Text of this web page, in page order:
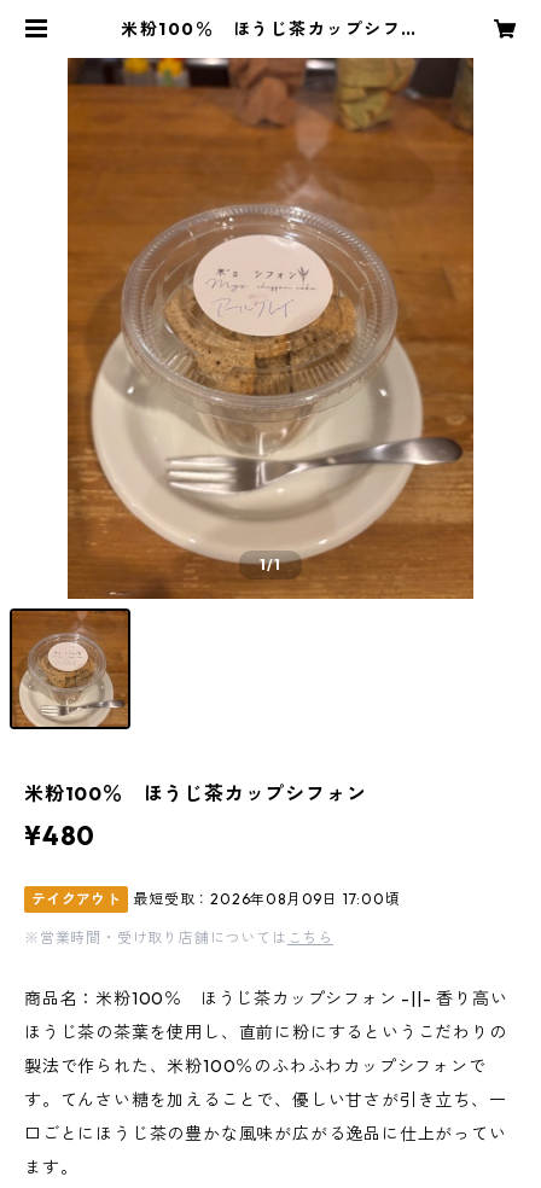
米粉100％ ほうじ茶カップシフォ
ese Dining 黄柚子（ジャパニーズ
ダイニング きゆず）
1/1
米粉100％ ほうじ茶カップシフォン
¥480
テイクアウト 最短受取：2026年08月09日 17:00頃
※営業時間・受け取り店舗については こちら
商品名：米粉100％ ほうじ茶カップシフォン -||- 香り高い
ほうじ茶の茶葉を使用し、直前に粉にするというこだわりの
製法で作られた、米粉100％のふわふわカップシフォンで
す。てんさい糖を加えることで、優しい甘さが引き立ち、一
口ごとにほうじ茶の豊かな風味が広がる逸品に仕上がってい
ます。